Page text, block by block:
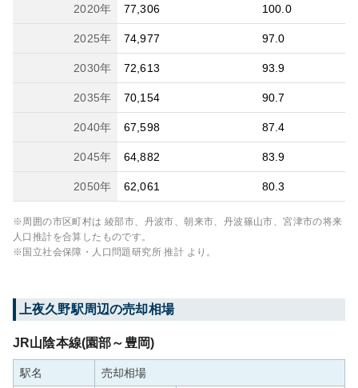
2020年 77,306 100.0
2025年 74,977 97.0
2030年 72,613 93.9
2035年 70,154 90.7
2040年 67,598 87.4
2045年 64,882 83.9
2050年 62,061 80.3
※周囲の市区町村は 綾部市、丹波市、朝来市、丹波篠山市、宮津市の将来
人口推計を合算したものです。
※国立社会保障・人口問題研究所 推計 より。
上夜久野駅周辺の売却相場
JR山陰本線(園部～豊岡)
駅名 売却相場